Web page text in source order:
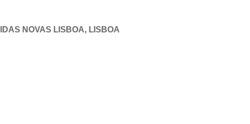
NOVAS LISBOA, LISBOA